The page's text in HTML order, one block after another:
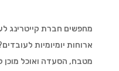
מחפשים חברת קייטרינג
ארוחות יומיומיות
מטבח, הסעדה ואוכל